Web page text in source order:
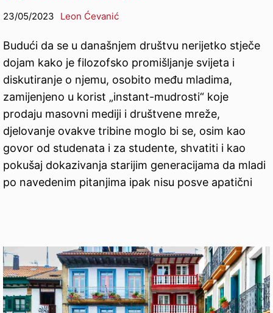
23/05/2023 Leon Ćevanić
Budući da se u današnjem društvu nerijetko stječe
dojam kako je filozofsko promišljanje svijeta i
diskutiranje o njemu, osobito među mladima,
zamijenjeno u korist „instant-mudrosti“ koje
prodaju masovni mediji i društvene mreže,
djelovanje ovakve tribine moglo bi se, osim kao
govor od studenata i za studente, shvatiti i kao
pokušaj dokazivanja starijim generacijama da mladi
po navedenim pitanjima ipak nisu posve apatični